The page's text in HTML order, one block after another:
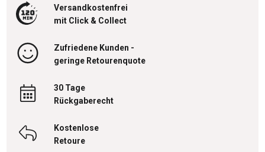
Versandkostenfrei
mit Click & Collect
Zufriedene Kunden -
geringe Retourenquote
30 Tage
Rückgaberecht
Kostenlose
Retoure